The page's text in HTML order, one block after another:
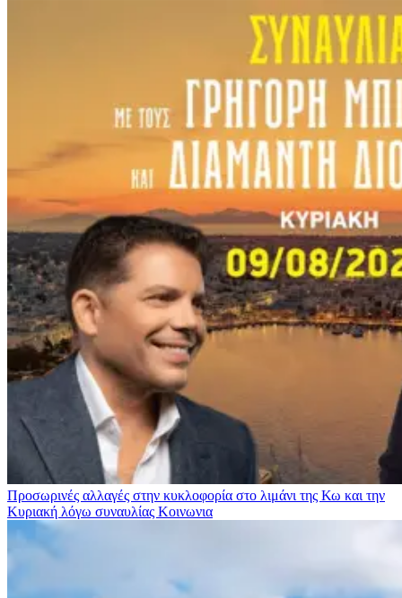
Προσωρινές αλλαγές στην κυκλοφορία στο λιμάνι της Κω και την
Κυριακή λόγω συναυλίας Κοινωνια